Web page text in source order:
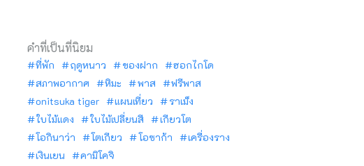
คำที่เป็นที่นิยม
ที่พัก ฤดูหนาว ของฝาก
ฮอกไกโด
สภาพอากาศ
หิมะ พาส
ฟรีพาส
onitsuka tiger
แผนเที่ยว
ราเม็ง
ใบไม้แดง
ใบไม้เปลี่ยนสี
เกียวโต
โอกินาว่า
โตเกียว โอซาก้า
เครื่องราง
เงินเยน
คามิโคจิ